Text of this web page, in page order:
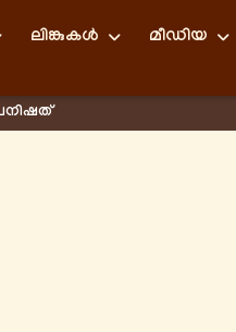
ലിങ്കുകള്‍ മീഡിയ